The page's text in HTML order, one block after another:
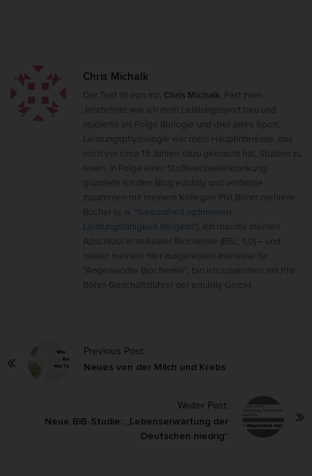
Chris Michalk
Der Text ist von mir, Chris Michalk. Fast zwei
Jahrzehnte war ich dem Leistungssport treu und
studierte als Folge Biologie und drei Jahre Sport.
Leistungsphysiologie war mein Hauptinteresse, das
mich vor circa 15 Jahren dazu gebracht hat, Studien zu
lesen. In Folge einer Stoffwechselerkrankung
gründete ich den Blog edubily und verfasste
zusammen mit meinem Kollegen Phil Böhm mehrere
Bücher (u. a. "Gesundheit optimieren,
Leistungsfähigkeit steigern"). Ich machte meinen
Abschluss in zellulärer Biochemie (BSc, 1,0) – und
neben meinem hier ausgelebten Interesse für
"Angewandte Biochemie", bin ich zusammen mit Phil
Böhm Geschäftsführer der edubily GmbH.
Previous Post:
Neues von der Milch und Krebs
Weiter Post:
Neue BiB-Studie: „Lebenserwartung der
Deutschen niedrig“